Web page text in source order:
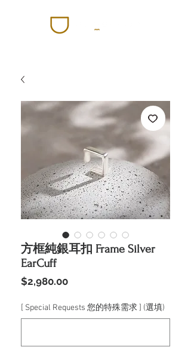
方框純銀耳扣 Frame Silver
EarCuff
$2,980.00價
[ Special Requests 您的特殊需求 ] (選填)